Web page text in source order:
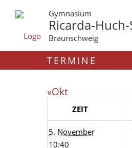
Gymnasium
Ricarda-
Braunschweig
TERMINE
«Okt
ZEIT
5. November
10:40